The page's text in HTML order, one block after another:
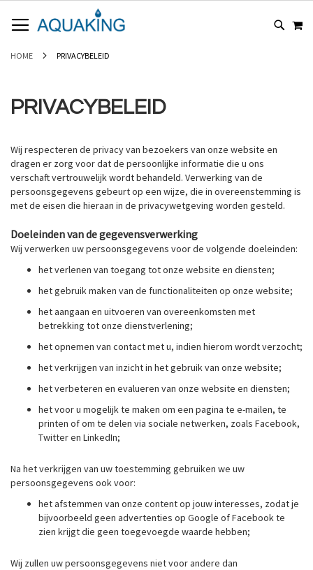
NAAR
DE
HOME PRIVACYBELEID
PRIVACYBELEID
Wij respecteren de privacy van bezoekers van onze website en
dragen er zorg voor dat de persoonlijke informatie die u ons
verschaft vertrouwelijk wordt behandeld. Verwerking van de
persoonsgegevens gebeurt op een wijze, die in overeenstemming is
met de eisen die hieraan in de privacywetgeving worden gesteld.
Doeleinden van de gegevensverwerking
Wij verwerken uw persoonsgegevens voor de volgende doeleinden:
het verlenen van toegang tot onze website en diensten;
het gebruik maken van de functionaliteiten op onze website;
het aangaan en uitvoeren van overeenkomsten met
betrekking tot onze dienstverlening;
het opnemen van contact met u, indien hierom wordt verzocht;
het verkrijgen van inzicht in het gebruik van onze website;
het verbeteren en evalueren van onze website en diensten;
het voor u mogelijk te maken om een pagina te e-mailen, te
printen of om te delen via sociale netwerken, zoals Facebook,
Twitter en LinkedIn;
Na het verkrijgen van uw toestemming gebruiken we uw
persoonsgegevens ook voor:
het afstemmen van onze content op jouw interesses, zodat je
bijvoorbeeld geen advertenties op Google of Facebook te
zien krijgt die geen toegevoegde waarde hebben;
Wij zullen uw persoonsgegevens niet voor andere dan